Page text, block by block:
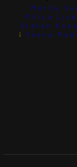
Marija
Milica
Stefan
i Vesna